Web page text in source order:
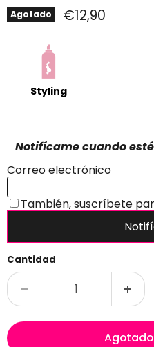
Agotado Precio actual
€12,90
Styling
Cantidad
Agotado